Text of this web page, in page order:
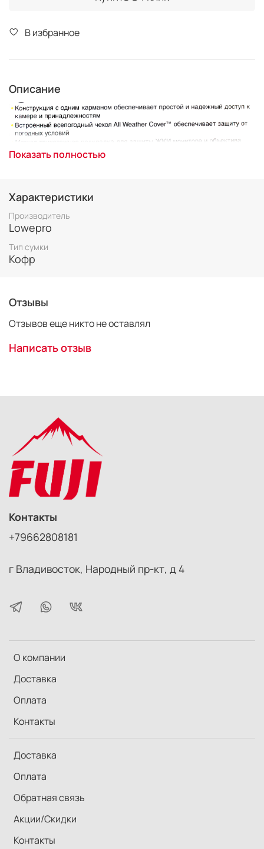
В избранное
Описание
Показать полностью
Характеристики
Производитель
Lowepro
Тип сумки
Кофр
Отзывы
Отзывов еще никто не оставлял
Написать отзыв
О компании
Доставка
Оплата
Контакты
Доставка
Оплата
Обратная связь
Акции/Скидки
Контакты
Контакты
+79662808181
г Владивосток, Народный пр-кт, д 4